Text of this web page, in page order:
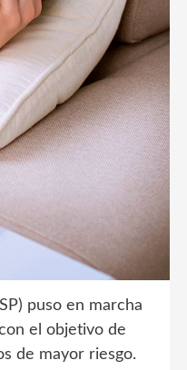
puso en marcha
el objetivo de
de mayor riesgo.